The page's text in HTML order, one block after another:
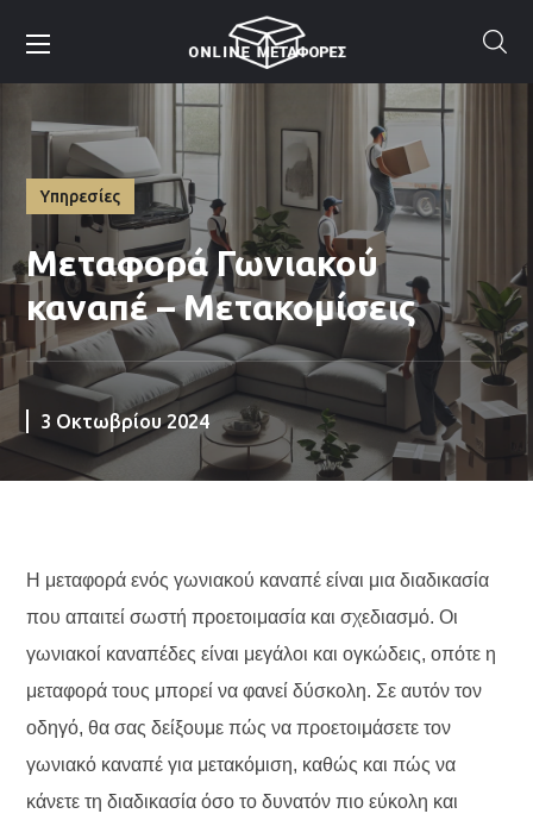
Υπηρεσίες
Μεταφορά Γωνιακού
καναπέ – Μετακομίσεις
3 Οκτωβρίου 2024
Η μεταφορά ενός γωνιακού καναπέ είναι μια διαδικασία
που απαιτεί σωστή προετοιμασία και σχεδιασμό. Οι
γωνιακοί καναπέδες είναι μεγάλοι και ογκώδεις, οπότε η
μεταφορά τους μπορεί να φανεί δύσκολη. Σε αυτόν τον
οδηγό, θα σας δείξουμε πώς να προετοιμάσετε τον
γωνιακό καναπέ για μετακόμιση, καθώς και πώς να
κάνετε τη διαδικασία όσο το δυνατόν πιο εύκολη και